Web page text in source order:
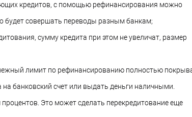
кредитов, с помощью рефинансирования можно
будет совершать переводы разным банкам;
сумму кредита при этом не увеличат, размер
лимит по рефинансированию полностью
банковский счет или выдать деньги наличными.
Это может сделать перекредитование еще